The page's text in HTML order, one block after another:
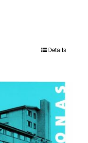
Details